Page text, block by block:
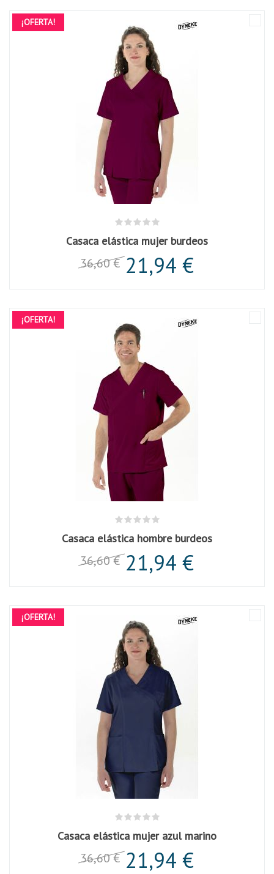
¡OFERTA!
Casaca elástica mujer burdeos
36,60 € 21,94 €
¡OFERTA!
Casaca elástica hombre burdeos
36,60 € 21,94 €
¡OFERTA!
Casaca elástica mujer azul marino
36,60 € 21,94 €